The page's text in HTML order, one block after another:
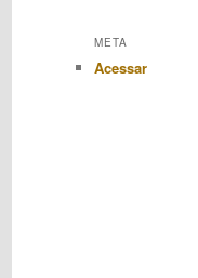
META
Acessar